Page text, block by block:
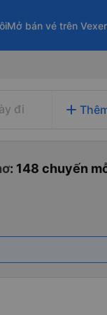
Mở bán vé trên
đi add
: 148 chuyến